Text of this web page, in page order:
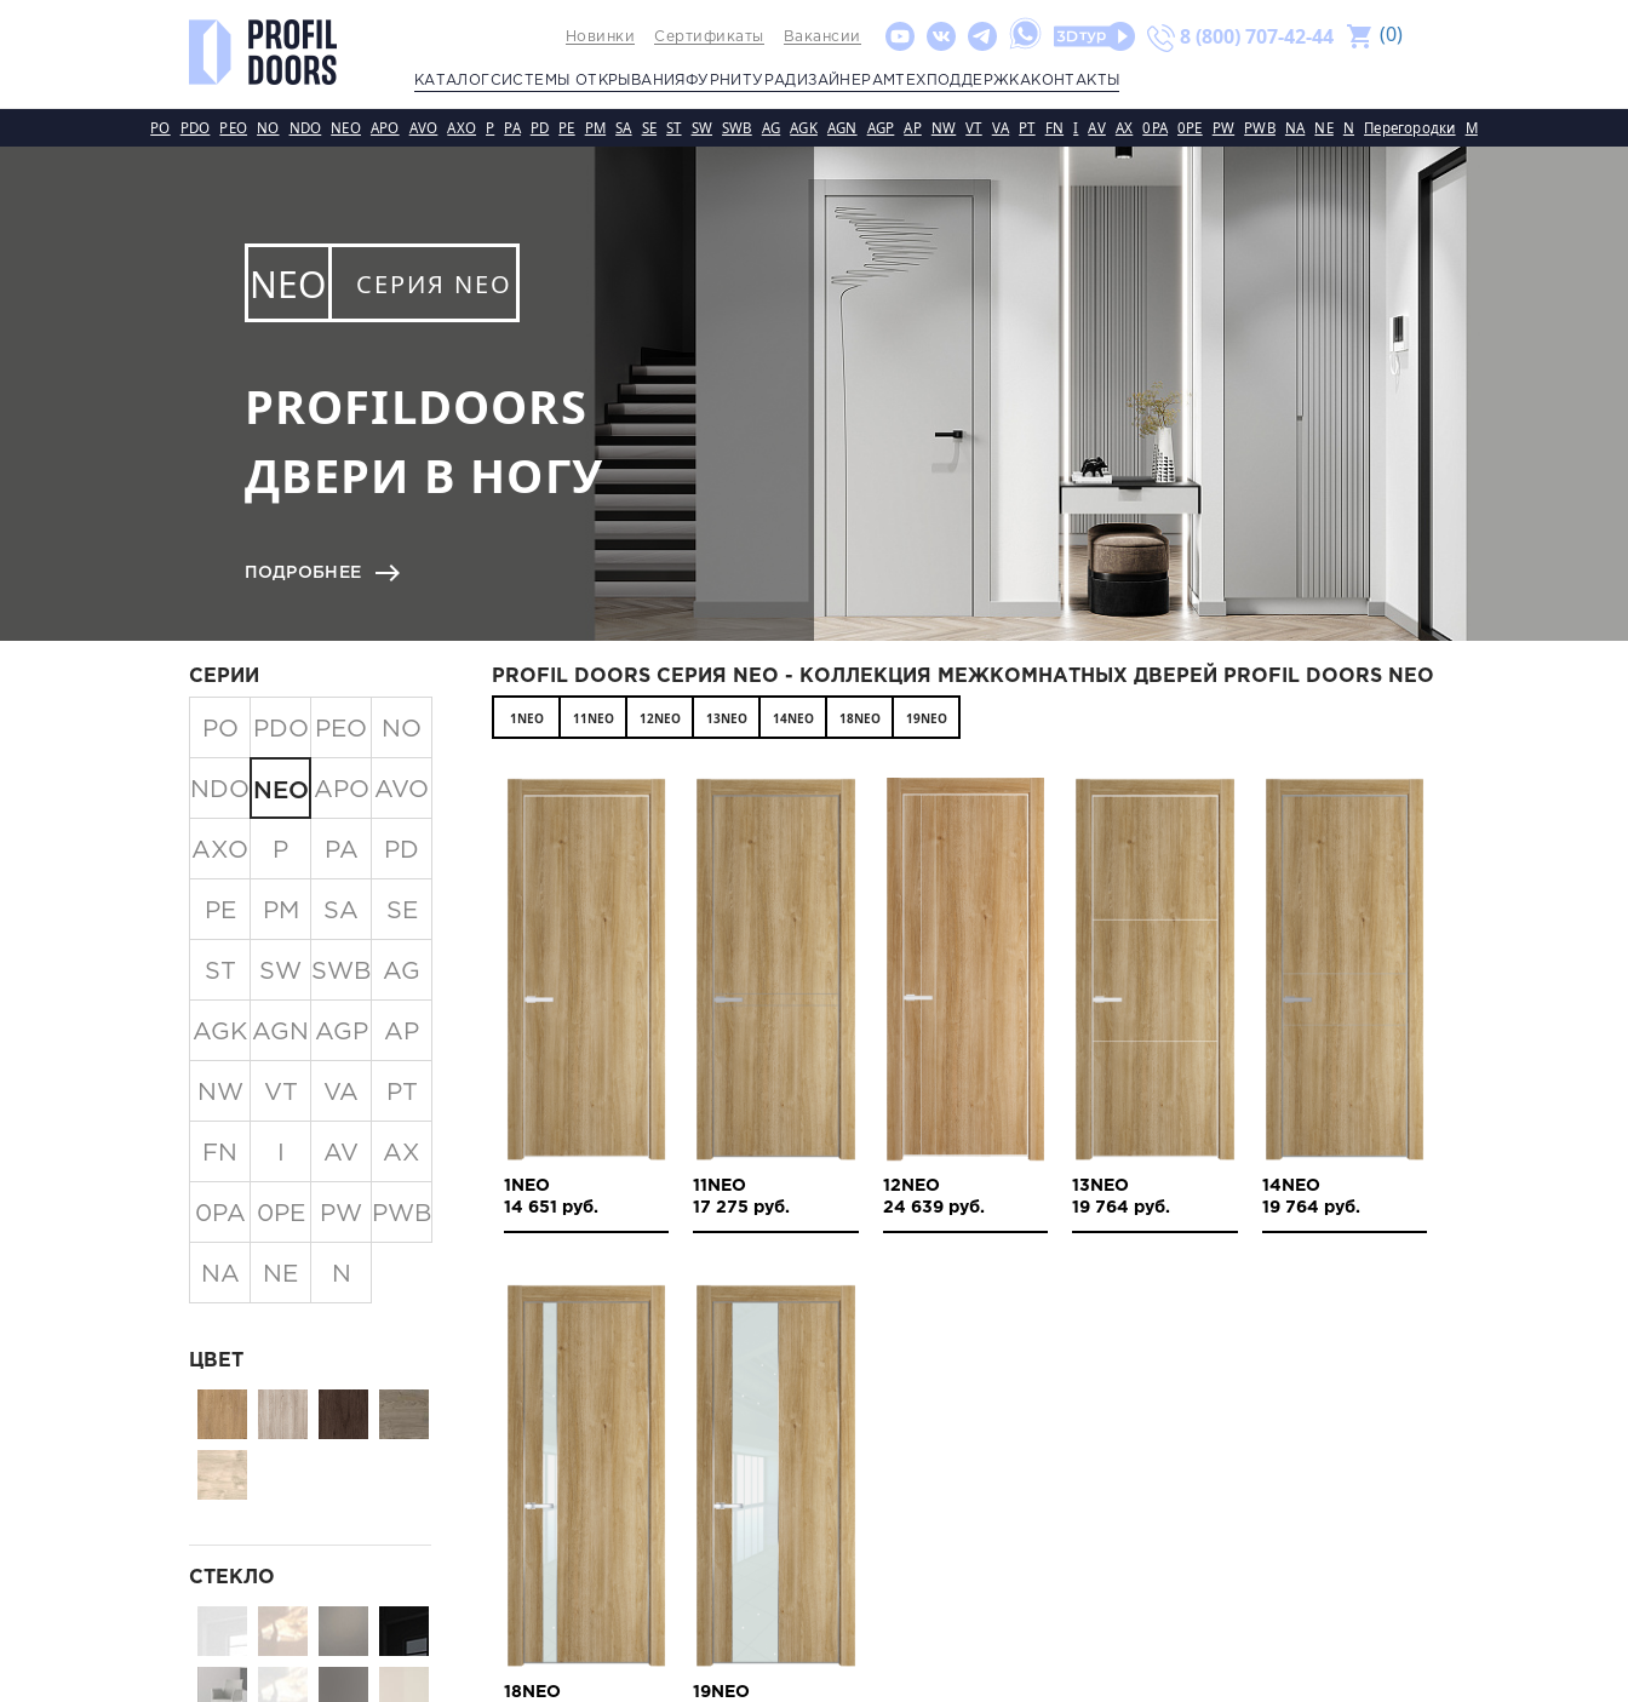
Новинки Сертификаты Вакансии 8 (800) 707-42-44 (0)
КАТАЛОГ СИСТЕМЫ ОТКРЫВАНИЯФУРНИТУРАДИЗАЙНЕРАМ ТЕХПОДДЕРЖКАКОНТАКТЫ
PO PDO PEO NO NDO NEO APO AVO AXO P PA PD PE PM SA SE ST SW SWB AG AGK AGN AGP AP NW VT VA PT FN I AV AX 0PA 0PE PW PWB NA NE N Перегородки M
NEO СЕРИЯ NEO
PROFILDOORS
ДВЕРИ В НОГУ
ПОДРОБНЕЕ east
СЕРИИ
PO PDO PEO NO
NDO NEO APO AVO
AXO P PA PD
PE PM SA SE
ST SW SWB AG
AGK AGN AGP AP
NW VT VA PT
FN AV AX
0PA 0PE PW PWB
NA NE N
ЦВЕТ
СТЕКЛО
PROFIL DOORS СЕРИЯ NEO - КОЛЛЕКЦИЯ МЕЖКОМНАТНЫХ ДВЕРЕЙ PROFIL DOORS NEO
1NEO 11NEO 12NEO 13NEO 14NEO 18NEO 19NEO
1NEO
14 651 руб.
11NEO
17 275 руб.
12NEO
24 639 руб.
13NEO
19 764 руб.
14NEO
19 764 руб.
18NEO
19NEO